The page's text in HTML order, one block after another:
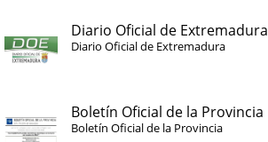
Diario Oficial de Extremadura
Diario Oficial de Extremadura
Boletín Oficial de la Provincia
Boletín Oficial de la Provincia